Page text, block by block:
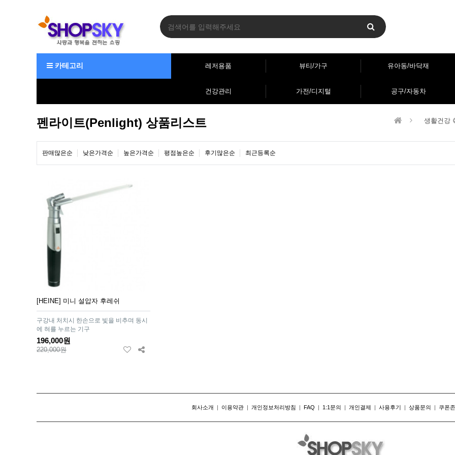
카테고리 레저용품 뷰티/가구 유아동/바닥재
건강관리 가전/디지털 공구/자동차
펜라이트(Penlight) 상품리스트 생활건강
판매많은순 낮은가격순 높은가격순 평점높은순 후기많은순 최근등록순
[HEINE] 미니 설압자 후레쉬
구강내 처치시 한손으로 빛을 비추며 동시
에 혀를 누르는 기구
196,000원
220,000원
회사소개 | 이용약관 | 개인정보처리방침 | FAQ | 1:1문의 | 개인결제 | 사용후기 | 상품문의 | 쿠폰존